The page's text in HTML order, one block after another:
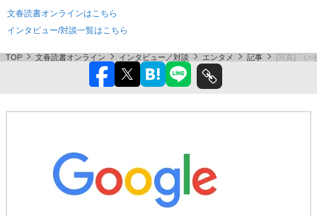
文春読書オンラインはこちら
インタビュー/対談一覧はこちら
TOP 文春読書オンライン インタビュー／対談 エンタメ 記事 [写真]「い